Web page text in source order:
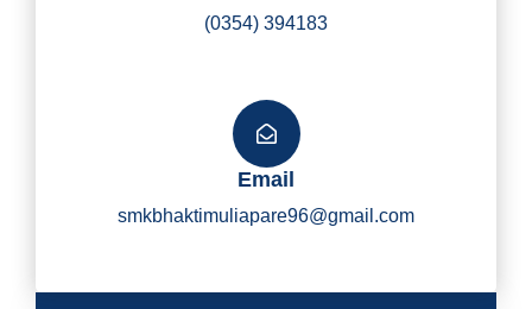
Y
I
(0354) 394183
Email
smkbhaktimuliapare96@gmail.com